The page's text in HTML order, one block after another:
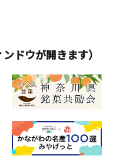
ドウが開きます）